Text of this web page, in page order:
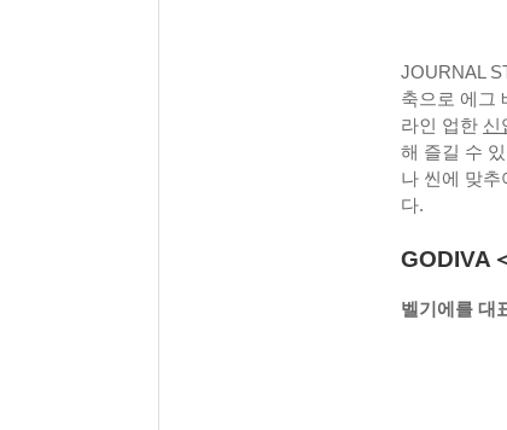
JOURNAL
축으로 에그
라인 업한 신
해 즐길 수
나 씬에 맞추
다.
GODIVA
벨기에를 대